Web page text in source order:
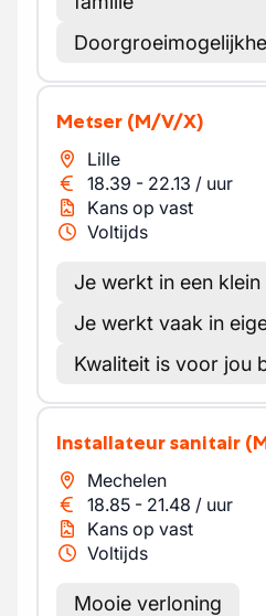
Metser (M/V/X)
Lille
18.39 - 22.13 / uur
Kans op vast
Voltijds
Je werkt in een
Je werkt vaak in
Kwaliteit is voor jou
Installateur sanitair
Mechelen
18.85 - 21.48 / uur
Kans op vast
Voltijds
Mooie verloning